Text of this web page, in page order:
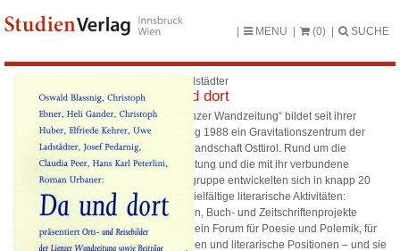
MENU (0) SUCHE
Uwe Ladstädter
Da und dort
Die „Lienzer Wandzeitung“ bildet seit ihrer
Gründung 1988 ein Gravitationszentrum der
Literaturlandschaft Osttirol. Rund um die
Wandzeitung und die mit ihr verbundene
Autorengruppe entwickelten sich in knapp 20
Jahren vielfältige literarische Aktivitäten:
Lesungen, Buch- und Zeitschriftenprojekte
eröffnen ein Forum für Poesie und Polemik, für
Meinungen und literarische Positionen – und sie